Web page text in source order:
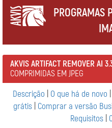
PROGRAMAS
AKVIS ARTIFACT REMOVER AI
COMPRIMIDAS EM JPEG
Descrição
O que há de novo
grátis| Comprar a versão
Requisitos